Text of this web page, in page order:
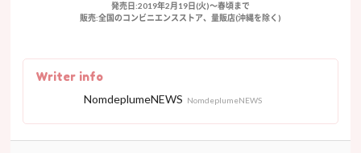
発売日:2019年2月19日(火)〜春頃まで
販売:全国のコンビニエンスストア、量販店(沖縄を除く)
Writer info
NomdeplumeNEWS NomdeplumeNEWS